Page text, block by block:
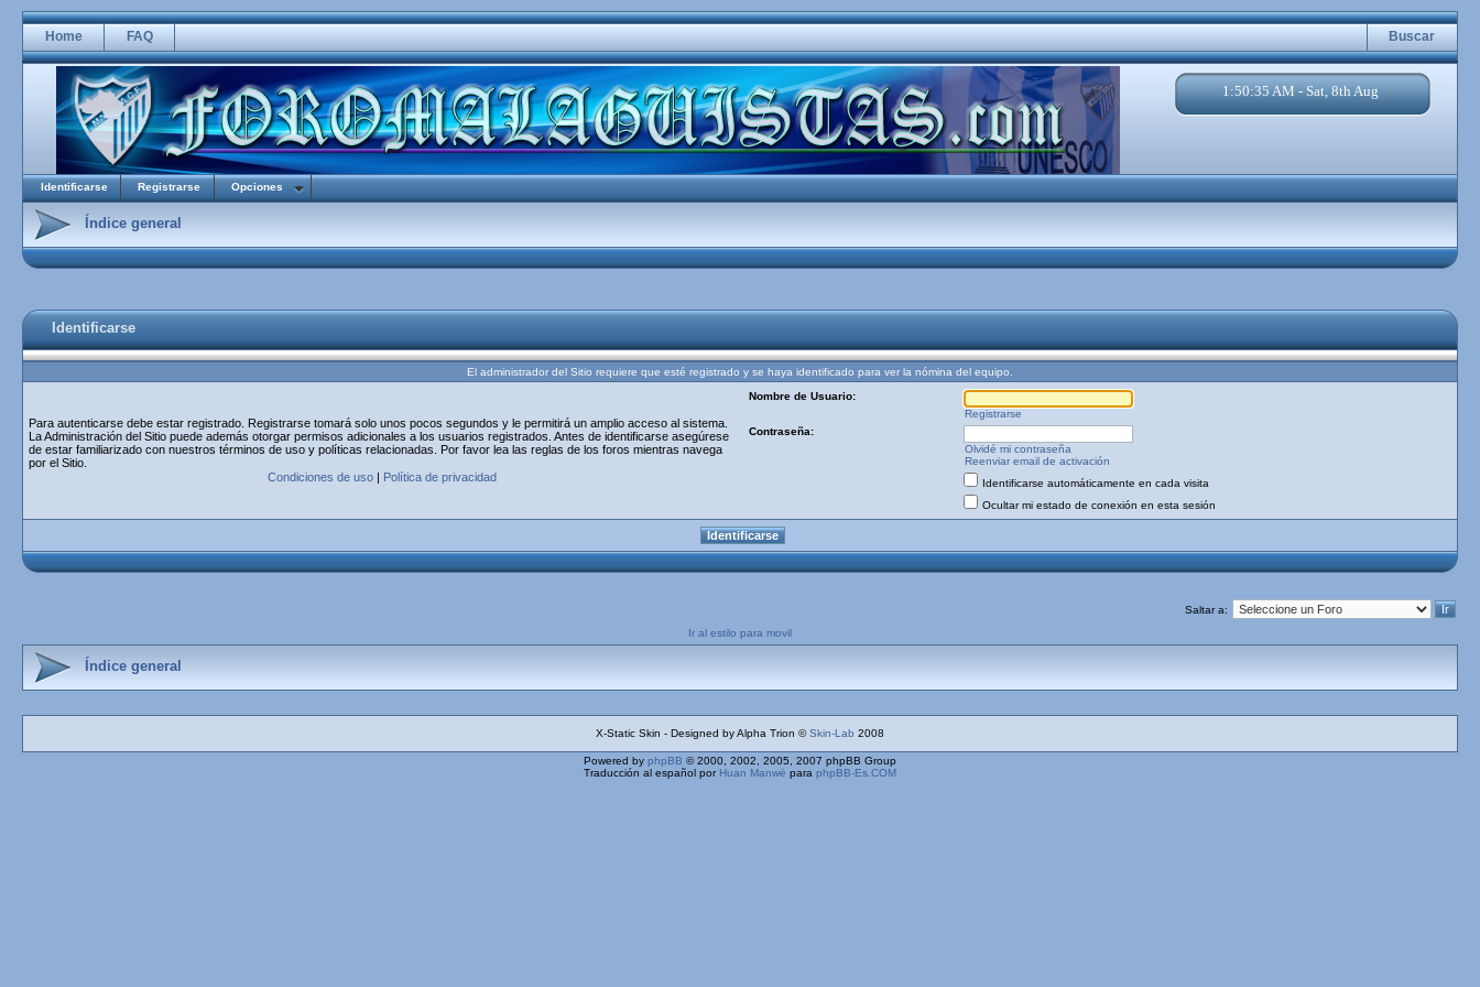
Home FAQ Buscar
1:50:35 AM - Sat, 8th Aug
Identificarse Registrarse Opciones
Índice general
Identificarse
El administrador del Sitio requiere que esté registrado y se haya identificado para ver la nómina del equipo.
Para autenticarse debe estar registrado. Registrarse tomará solo unos pocos segundos y le permitirá un amplio acceso al sistema.
La Administración del Sitio puede además otorgar permisos adicionales a los usuarios registrados. Antes de identificarse asegúrese
de estar familiarizado con nuestros términos de uso y políticas relacionadas. Por favor lea las reglas de los foros mientras navega
por el Sitio.
Condiciones de uso| Política de privacidad
Nombre de Usuario:
Registrarse
Contraseña:
Olvidé mi contraseña
Reenviar email de activación
Identificarse automáticamente en cada visita
Ocultar mi estado de conexión en esta sesión
Saltar a:
Ir al estilo para movil
Índice general
X-Static Skin - Designed by Alpha Trion ©Skin-Lab 2008
Powered by phpBB © 2000, 2002, 2005, 2007 phpBB Group
Traducción al español por Huan Manwë para phpBB-Es.COM